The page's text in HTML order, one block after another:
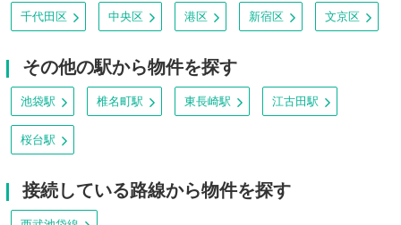
千代田区 中央区 港区 新宿区 文京区
その他の駅から物件を探す
池袋駅 椎名町駅 東長崎駅 江古田駅
桜台駅
接続している路線から物件を探す